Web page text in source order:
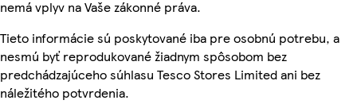
nemá vplyv na Vaše zákonné práva.
Tieto informácie sú poskytované iba pre osobnú potrebu, a
nesmú byť reprodukované žiadnym spôsobom bez
predchádzajúceho súhlasu Tesco Stores Limited ani bez
náležitého potvrdenia.